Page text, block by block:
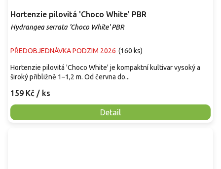
Hortenzie pilovitá 'Choco White' PBR
Hydrangea serrata 'Choco White' PBR
PŘEDOBJEDNÁVKA PODZIM 2026 (160 ks)
159 Kč / ks
Detail
Hortenzie pilovitá 'Choco White' je kompaktní kultivar vysoký a
široký přibližně 1–1,2 m. Od června do...